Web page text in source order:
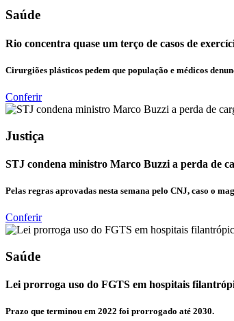
Saúde
Rio concentra quase um terço de casos de
Cirurgiões plásticos pedem que população e médicos
Conferir
Justiça
STJ condena ministro Marco Buzzi a perda de
Pelas regras aprovadas nesta semana pelo CNJ, caso o
Conferir
Saúde
Lei prorroga uso do FGTS em hospitais
Prazo que terminou em 2022 foi prorrogado até 2030.